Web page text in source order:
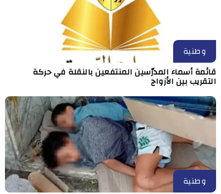
وطنية
قائمة أسماء المدرّسين المنتفعين بالنقلة في حركة
التقريب بين الأزواج
وطنية